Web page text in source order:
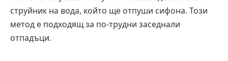
струйник на вода, който ще отпуши сифона. Този
метод е подходящ за по-трудни заседнали
отпадъци.